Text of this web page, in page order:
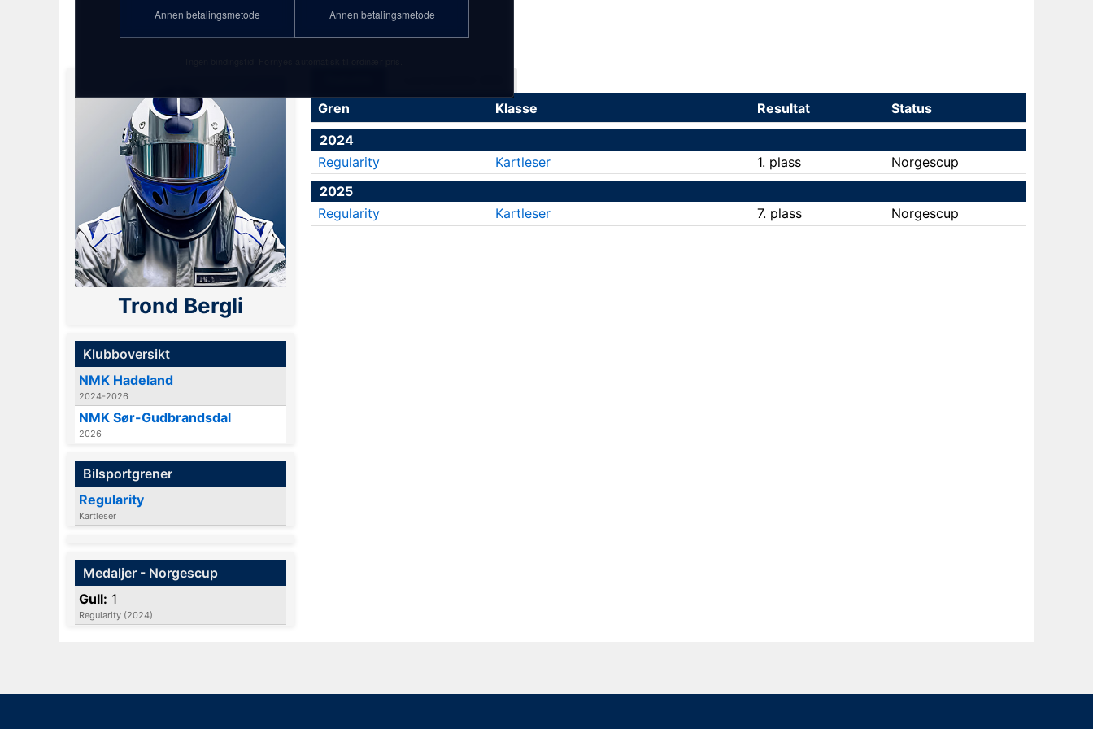
Annen betalingsmetode Annen betalingsmetode
Trond Bergli
Klubboversikt
NMK Hadeland
2024-2026
NMK Sør-Gudbrandsdal
2026
Bilsportgrener
Regularity
Kartleser
Medaljer - Norgescup
Gull: 1
Regularity (2024)
Gren Klasse Resultat
Status
2024
Regularity
Kartleser 1. plass
Norgescup
2025
Regularity
Kartleser 7. plass Norgescup